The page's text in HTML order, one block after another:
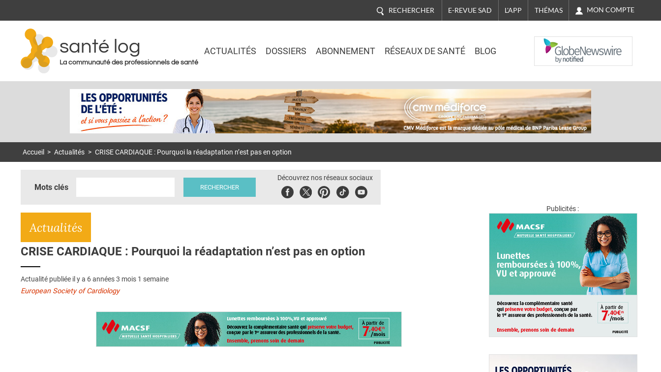
RECHERCHER E-REVUE SAD L'APP THÉMAS MON COMPTE
santé log
La communauté des professionnels de santé
ACTUALITÉS DOSSIERS ABONNEMENT RÉSEAUX DE SANTÉ BLOG
NASDAQ
Accueil > Actualités > CRISE CARDIAQUE : Pourquoi la réadaptation n’est pas en option
Mots clés
Découvrez nos réseaux sociaux
FacebookTwitterPinterest
TiktokYoubute
Actualités
CRISE CARDIAQUE : Pourquoi la réadaptation n’est pas en option
Actualité publiée il y a 6 années 3 mois 1 semaine
European Society of Cardiology
Publicités :